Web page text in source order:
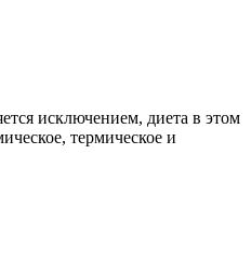
исключением, диета в этом
термическое и